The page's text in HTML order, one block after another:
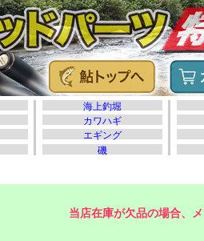
当店在庫が欠品の場合、